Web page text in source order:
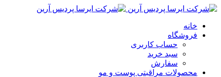
خانه
فروشگاه
حساب کاربری
سبد خرید
سفارش
محصولات مراقبتی پوست و مو